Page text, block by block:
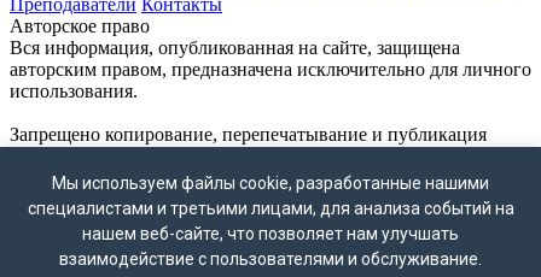
Преподаватели Контакты
Авторское право
Вся информация, опубликованная на сайте, защищена
авторским правом, предназначена исключительно для личного
использования.
Запрещено копирование, перепечатывание и публикация
ВНИМАНИЕ!
Мессенджер WhatsApp принадлежат компании Meta Platforms
Inc., деятельность которой признана экстремистской и
запрещена на территории России.
Контакты
Мы используем файлы cookie, разработанные нашими
специалистами и третьими лицами, для анализа событий на
нашем веб-сайте, что позволяет нам улучшать
взаимодействие с пользователями и обслуживание.